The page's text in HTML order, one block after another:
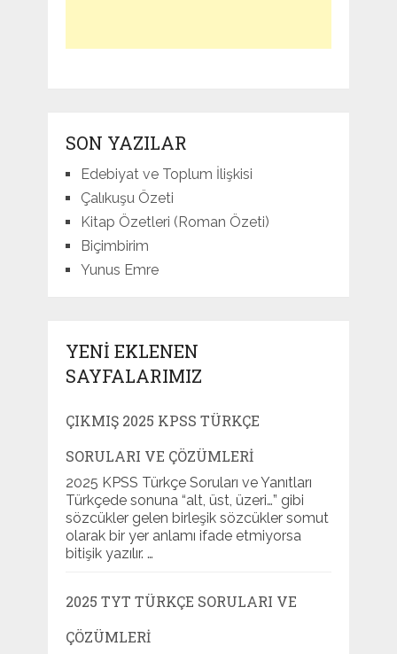
SON YAZILAR
Edebiyat ve Toplum İlişkisi
Çalıkuşu Özeti
Kitap Özetleri (Roman Özeti)
Biçimbirim
Yunus Emre
YENI EKLENEN
SAYFALARIMIZ
ÇIKMIŞ 2025 KPSS TÜRKÇE
SORULARI VE ÇÖZÜMLERI
2025 KPSS Türkçe Soruları ve Yanıtları
Türkçede sonuna “alt, üst, üzeri…” gibi
sözcükler gelen birleşik sözcükler somut
olarak bir yer anlamı ifade etmiyorsa
bitişik yazılır. …
2025 TYT TÜRKÇE SORULARI VE
ÇÖZÜMLERI